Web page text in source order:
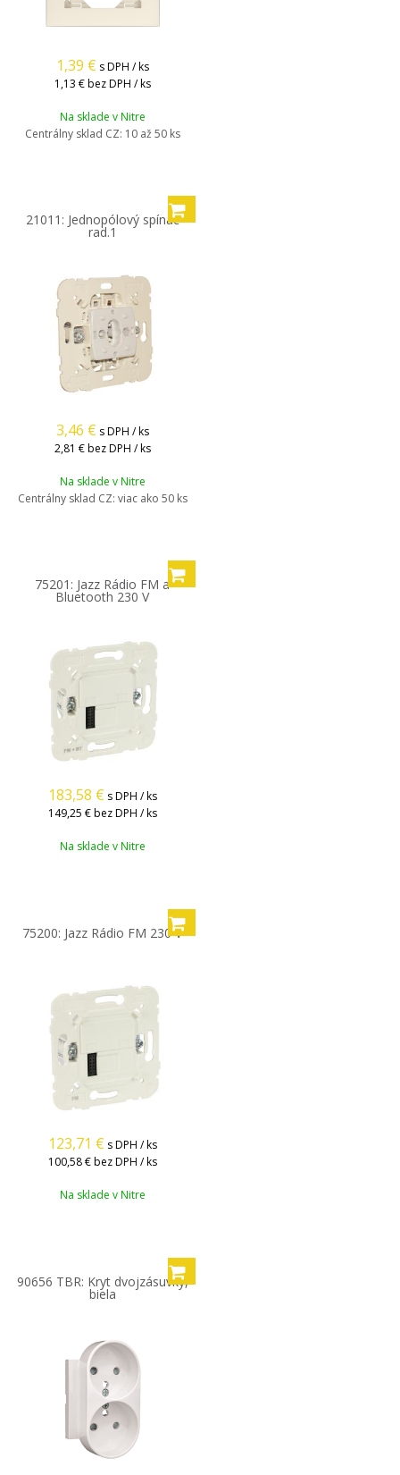
1,39 € s DPH / ks
1,13 € bez DPH / ks
Na sklade v Nitre
Centrálny sklad CZ: 10 až 50 ks
21011: Jednopólový spínač
rad.1
3,46 € s DPH / ks
2,81 € bez DPH / ks
Na sklade v Nitre
Centrálny sklad CZ: viac ako 50 ks
75201: Jazz Rádio FM a
Bluetooth 230 V
183,58 € s DPH / ks
149,25 € bez DPH / ks
Na sklade v Nitre
75200: Jazz Rádio FM 230 V
123,71 € s DPH / ks
100,58 € bez DPH / ks
Na sklade v Nitre
90656 TBR: Kryt dvojzásuvky,
biela